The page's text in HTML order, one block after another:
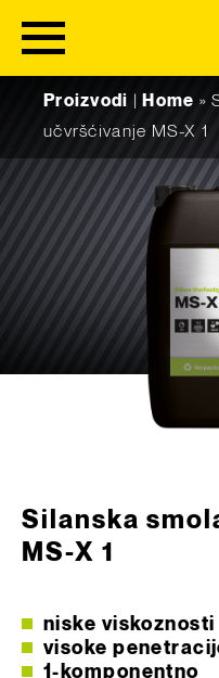
Proizvodi
Home »
učvršćivanje MS-X 1
Silanska
MS-X 1
niske viskoznosti
visoke
1-komponentno